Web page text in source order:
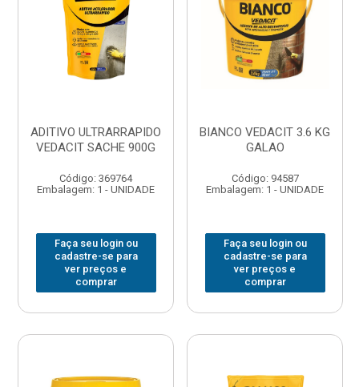
ADITIVO ULTRARRAPIDO
VEDACIT SACHE 900G
Código: 369764
Embalagem: 1 - UNIDADE
Faça seu login ou
cadastre-se para
ver preços e
comprar
BIANCO VEDACIT 3.6 KG
GALAO
Código: 94587
Embalagem: 1 - UNIDADE
Faça seu login ou
cadastre-se para
ver preços e
comprar